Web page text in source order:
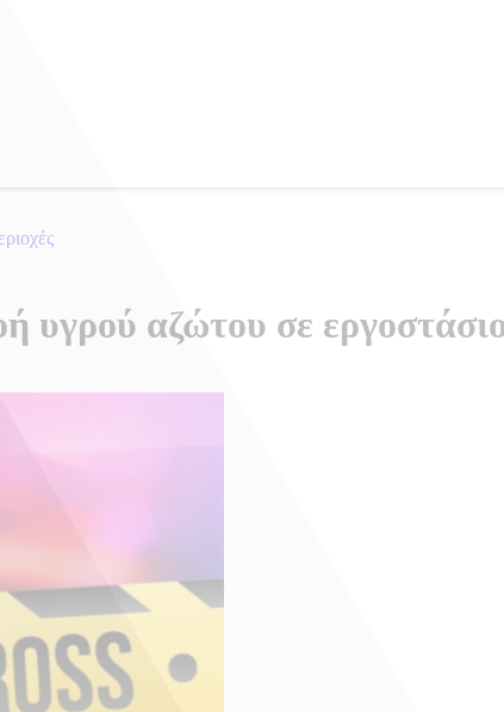
υγρού αζώτου σε